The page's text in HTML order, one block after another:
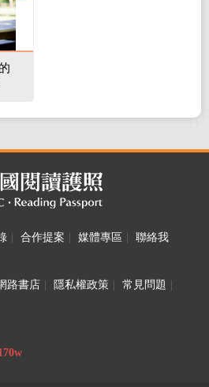
合作提案 媒體專區
聯絡我
路書店 隱私權政策 常見問題